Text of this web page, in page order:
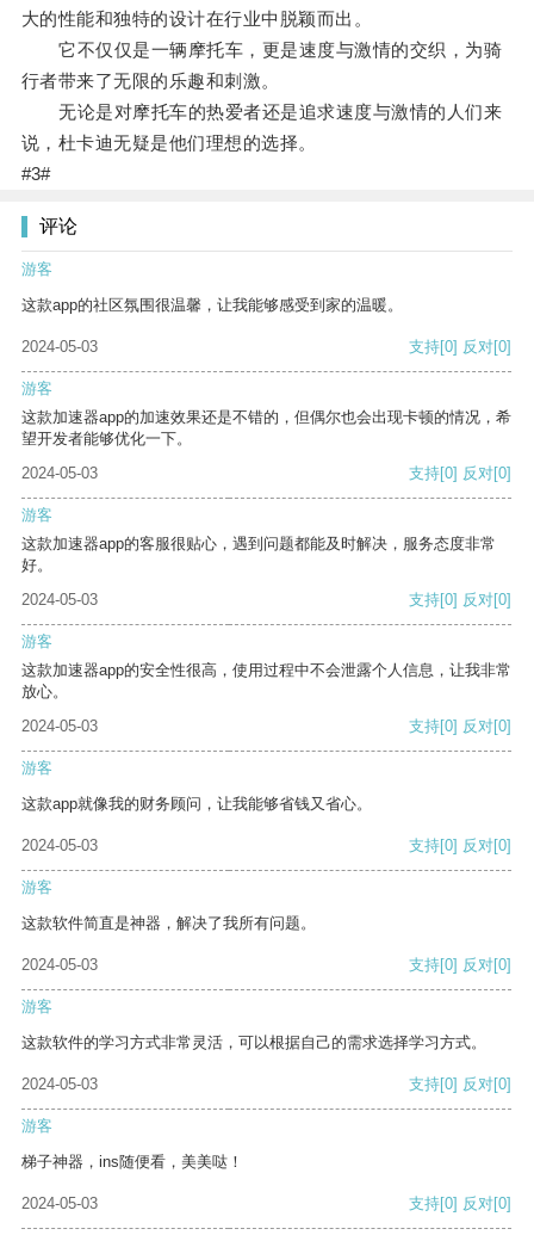
大的性能和独特的设计在行业中脱颖而出。
它不仅仅是一辆摩托车，更是速度与激情的交织，为骑
行者带来了无限的乐趣和刺激。
无论是对摩托车的热爱者还是追求速度与激情的人们来
说，杜卡迪无疑是他们理想的选择。
#3#
评论
游客
这款app的社区氛围很温馨，让我能够感受到家的温暖。
2024-05-03 支持[0] 反对[0]
游客
这款加速器app的加速效果还是不错的，但偶尔也会出现卡顿的情况，希
望开发者能够优化一下。
2024-05-03
支持[0] 反对[0]
游客
这款加速器app的客服很贴心，遇到问题都能及时解决，服务态度非常
好。
2024-05-03
支持[0] 反对[0]
游客
这款加速器app的安全性很高，使用过程中不会泄露个人信息，让我非常
放心。
2024-05-03
支持[0] 反对[0]
游客
这款app就像我的财务顾问，让我能够省钱又省心。
2024-05-03 支持[0] 反对[0]
游客
这款软件简直是神器，解决了我所有问题。
2024-05-03 支持[0] 反对[0]
游客
这款软件的学习方式非常灵活，可以根据自己的需求选择学习方式。
2024-05-03 支持[0] 反对[0]
游客
梯子神器，ins随便看，美美哒！
2024-05-03 支持[0] 反对[0]